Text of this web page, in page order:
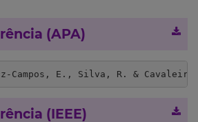
(APA)
Campos, E., Silva, R. &
(IEEE)